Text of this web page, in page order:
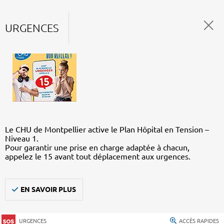
URGENCES
Le CHU de Montpellier active le Plan Hôpital en Tension –
Niveau 1.
Pour garantir une prise en charge adaptée à chacun,
appelez le 15 avant tout déplacement aux urgences.
EN SAVOIR PLUS
URGENCES ACCÈS RAPIDES